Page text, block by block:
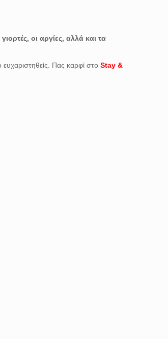
οι αργίες, αλλά και τα
ευχαριστηθείς. Πας καρφί στοStay &